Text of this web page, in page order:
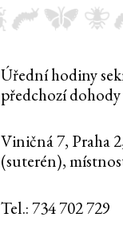
Úřední hodiny
předchozí dohody
Viničná 7, Praha
(suterén),
Tel.: 734 702 729